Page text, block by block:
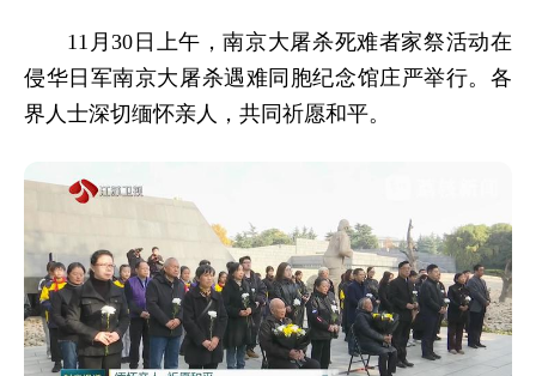
11月30日上午，南京大屠杀死难者家祭活动在
侵华日军南京大屠杀遇难同胞纪念馆庄严举行。各
界人士深切缅怀亲人，共同祈愿和平。